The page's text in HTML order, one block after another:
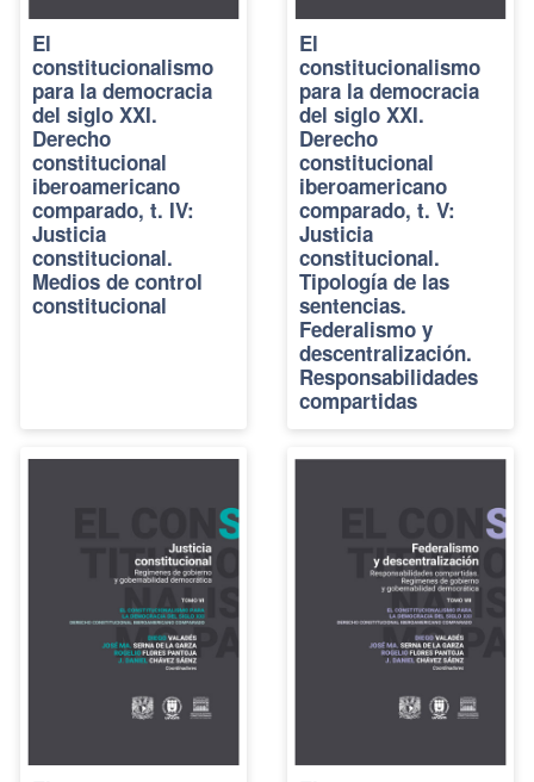
El
constitucionalismo
para la democracia
del siglo XXI.
Derecho
constitucional
iberoamericano
comparado, t. IV:
Justicia
constitucional.
Medios de control
constitucional
El
constitucionalismo
para la democracia
del siglo XXI.
Derecho
constitucional
iberoamericano
comparado, t. V:
Justicia
constitucional.
Tipología de las
sentencias.
Federalismo y
descentralización.
Responsabilidades
compartidas